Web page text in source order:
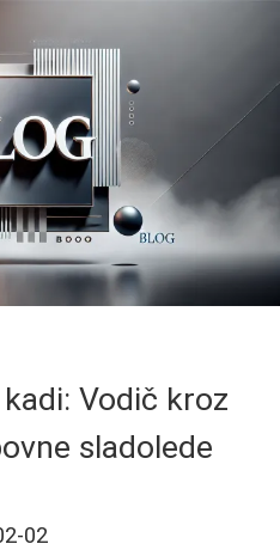
Vodič kroz
sladolede
02